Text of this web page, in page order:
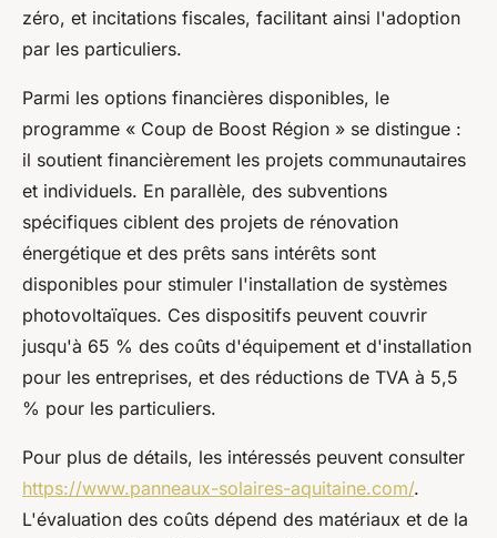
zéro, et incitations fiscales, facilitant ainsi l'adoption
par les particuliers.
Parmi les options financières disponibles, le
programme « Coup de Boost Région » se distingue :
il soutient financièrement les projets communautaires
et individuels. En parallèle, des subventions
spécifiques ciblent des projets de rénovation
énergétique et des prêts sans intérêts sont
disponibles pour stimuler l'installation de systèmes
photovoltaïques. Ces dispositifs peuvent couvrir
jusqu'à 65 % des coûts d'équipement et d'installation
pour les entreprises, et des réductions de TVA à 5,5
% pour les particuliers.
Pour plus de détails, les intéressés peuvent consulter
https://www.panneaux-solaires-aquitaine.com/.
L'évaluation des coûts dépend des matériaux et de la